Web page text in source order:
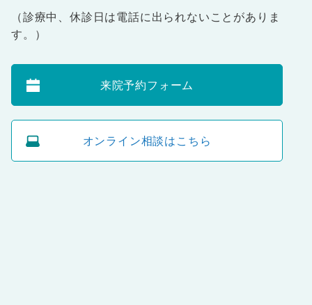
（診療中、休診日は電話に出られないことがありま
す。）
来院予約フォーム
オンライン相談はこちら